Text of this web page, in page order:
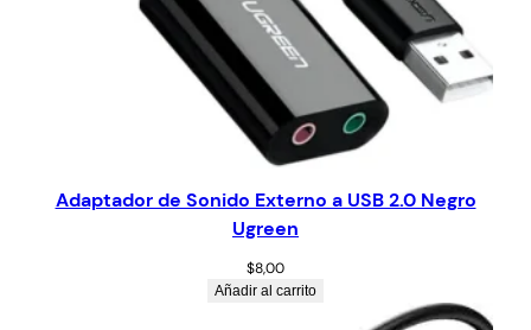
Adaptador de Sonido Externo a USB 2.0 Negro
Ugreen
$8,00
Añadir al carrito